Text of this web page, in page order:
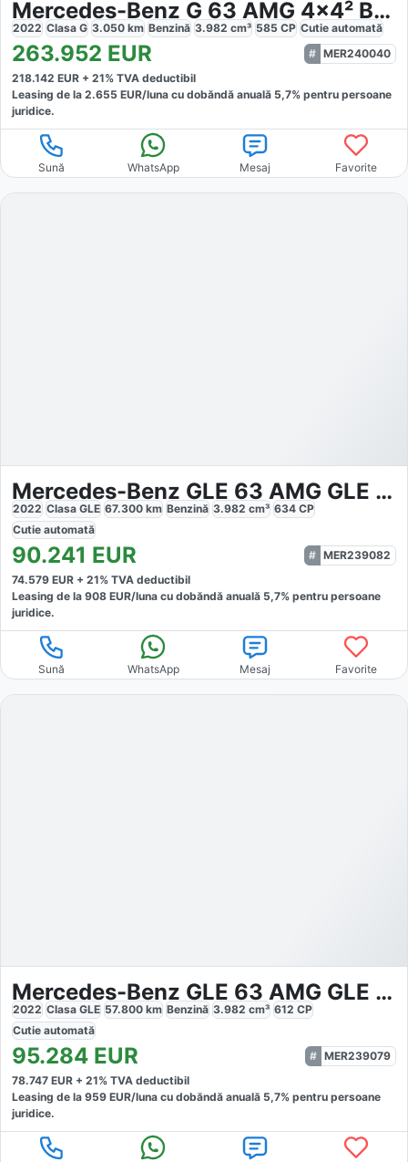
Mercedes-Benz G 63 AMG 4x4² BRABUS
2022 Clasa G 3.050 km Benzină 3.982 cm³ 585 CP Cutie automată
263.952 EUR
MER240040
218.142 EUR + 21% TVA deductibil
Leasing de la 2.655 EUR/luna cu dobăndă anuală 5,7% pentru persoane
juridice.
Sună WhatsApp Mesaj Favorite
Mercedes-Benz GLE 63 AMG GLE 63 S 4MATIC
2022 Clasa GLE 67.300 km Benzină 3.982 cm³ 634 CP
Cutie automată
90.241 EUR
MER239082
74.579 EUR + 21% TVA deductibil
Leasing de la 908 EUR/luna cu dobăndă anuală 5,7% pentru persoane
juridice.
Sună WhatsApp Mesaj Favorite
Mercedes-Benz GLE 63 AMG GLE 63 S Coupe AMG 4M
2022 Clasa GLE 57.800 km Benzină 3.982 cm³ 612 CP
Cutie automată
95.284 EUR
MER239079
78.747 EUR + 21% TVA deductibil
Leasing de la 959 EUR/luna cu dobăndă anuală 5,7% pentru persoane
juridice.